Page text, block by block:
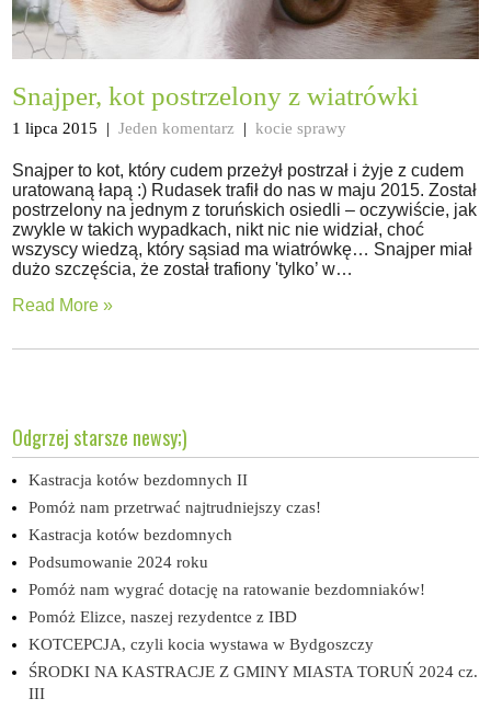
Snajper, kot postrzelony z wiatrówki
1 lipca 2015 |Jeden komentarz |kocie sprawy
Snajper to kot, który cudem przeżył postrzał i żyje z cudem
uratowaną łapą :) Rudasek trafił do nas w maju 2015. Został
postrzelony na jednym z toruńskich osiedli – oczywiście, jak
zwykle w takich wypadkach, nikt nic nie widział, choć
wszyscy wiedzą, który sąsiad ma wiatrówkę… Snajper miał
dużo szczęścia, że został trafiony 'tylko’ w…
Read More »
Odgrzej starsze newsy;)
Kastracja kotów bezdomnych II
Pomóż nam przetrwać najtrudniejszy czas!
Kastracja kotów bezdomnych
Podsumowanie 2024 roku
Pomóż nam wygrać dotację na ratowanie bezdomniaków!
Pomóż Elizce, naszej rezydentce z IBD
KOTCEPCJA, czyli kocia wystawa w Bydgoszczy
ŚRODKI NA KASTRACJE Z GMINY MIASTA TORUŃ 2024 cz.
III